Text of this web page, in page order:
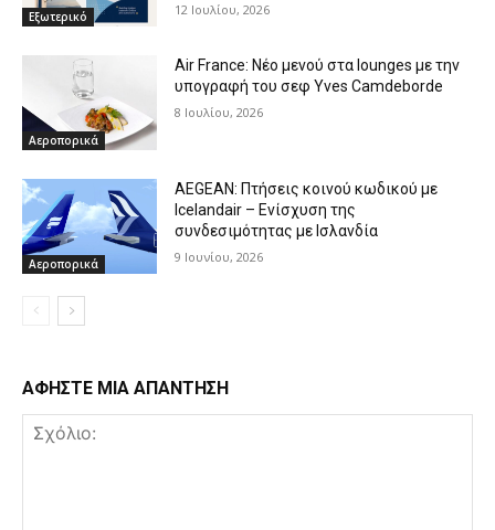
Εξωτερικό 12 Ιουλίου, 2026
Αεροπορικά
Air France: Νέο μενού στα lounges με την
υπογραφή του σεφ Yves Camdeborde
8 Ιουλίου, 2026
Αεροπορικά
AEGEAN: Πτήσεις κοινού κωδικού με
Icelandair – Ενίσχυση της
συνδεσιμότητας με Ισλανδία
9 Ιουνίου, 2026
ΑΦΗΣΤΕ ΜΙΑ ΑΠΑΝΤΗΣΗ